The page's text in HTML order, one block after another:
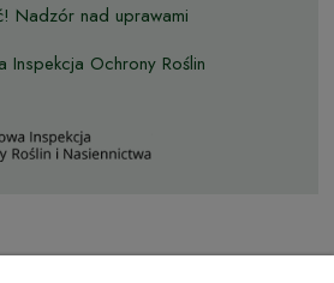
Nadzór nad uprawami
Inspekcja Ochrony Roślin